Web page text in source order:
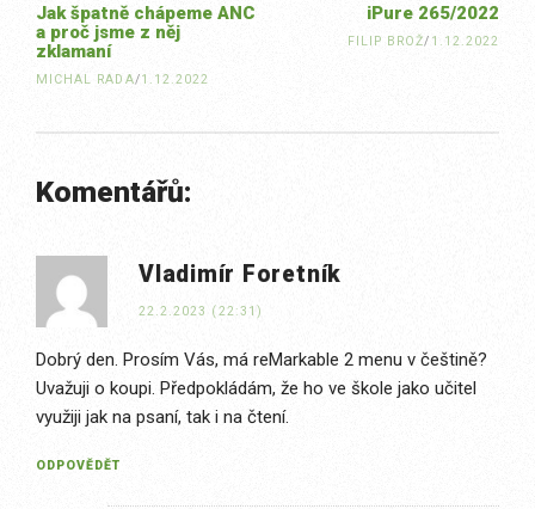
iPure 265/2022
FILIP BROŽ/ 1.12.2022
Jak špatně chápeme ANC
a proč jsme z něj
zklamaní
MICHAL RADA/1.12.2022
Komentářů:
Vladimír Foretník
22.2.2023 (22:31)
Dobrý den. Prosím Vás, má reMarkable 2 menu v češtině?
Uvažuji o koupi. Předpokládám, že ho ve škole jako učitel
využiji jak na psaní, tak i na čtení.
ODPOVĚDĚT